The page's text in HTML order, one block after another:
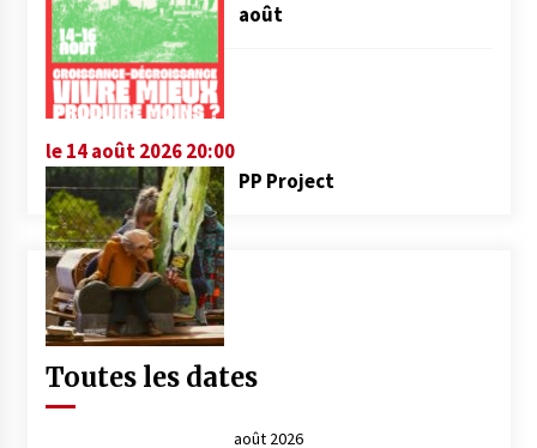
août
le 14 août 2026 20:00
PP Project
Toutes les dates
août 2026